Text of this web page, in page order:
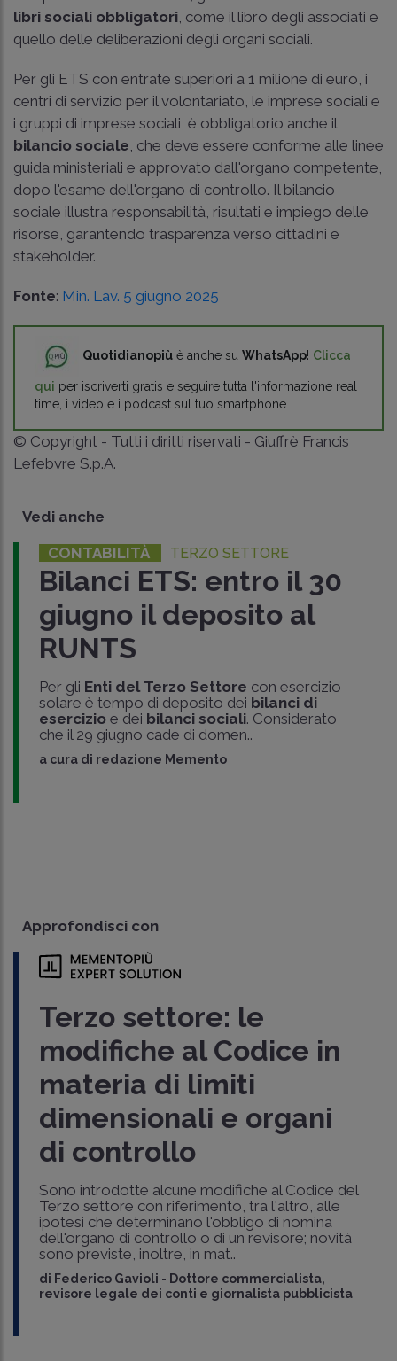
libri sociali obbligatori , come il libro degli associati e
quello delle deliberazioni degli organi sociali.
Per gli ETS con entrate superiori a 1 milione di euro, i
centri di servizio per il volontariato, le imprese sociali e
i gruppi di imprese sociali, è obbligatorio anche il
bilancio sociale , che deve essere conforme alle linee
guida ministeriali e approvato dall'organo competente,
dopo l'esame dell'organo di controllo. Il bilancio
sociale illustra responsabilità, risultati e impiego delle
risorse, garantendo trasparenza verso cittadini e
stakeholder.
Fonte: Min. Lav. 5 giugno 2025
Quotidianopiù è anche su WhatsApp! Clicca
qui per iscriverti gratis e seguire tutta l'informazione real
time, i video e i podcast sul tuo smartphone.
© Copyright - Tutti i diritti riservati - Giuffrè Francis
Lefebvre S.p.A.
Vedi anche
CONTABILITÀ TERZO SETTORE
Bilanci ETS: entro il 30
giugno il deposito al
RUNTS
Per gli Enti del Terzo Settore con esercizio
solare è tempo di deposito dei bilanci di
esercizioe dei bilanci sociali. Considerato
che il 29 giugno cade di domen..
a cura di redazione Memento
Approfondisci con
Terzo settore: le
modifiche al Codice in
materia di limiti
dimensionali e organi
di controllo
Sono introdotte alcune modifiche al Codice del
Terzo settore con riferimento, tra l'altro, alle
ipotesi che determinano l'obbligo di nomina
dell'organo di controllo o di un revisore; novità
sono previste, inoltre, in mat..
di Federico Gavioli - Dottore commercialista,
revisore legale dei conti e giornalista pubblicista